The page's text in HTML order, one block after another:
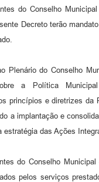
do Conselho
Decreto terão
Plenário do Conselho
a Política
princípios e diretrizes da
a implantação e
estratégia das Ações
do Conselho Municipal
pelos serviços